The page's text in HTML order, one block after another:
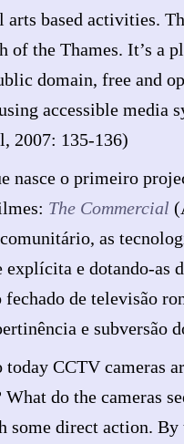
based activities.
of the Thames. It’s
domain, free and
accessible media
2007: 135-136)
nasce o primeiro
The Commercial
as
explícita e dotando-as
de televisão
e subversão
today CCTV cameras
do the cameras
some direct action.